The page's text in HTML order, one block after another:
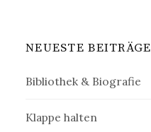
NEUESTE BEITRÄGE
Bibliothek & Biografie
Klappe halten